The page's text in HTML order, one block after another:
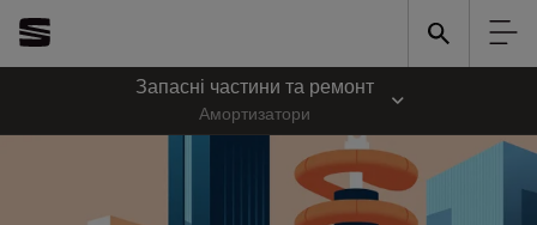
Запасні частини та ремонт
Амортизатори